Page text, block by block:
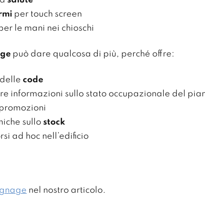
per touch screen
le mani nei chioschi
può dare qualcosa di più, perché offre:
code
informazioni sullo stato occupazionale del
sullo stock
ad hoc nell’edificio
nel nostro articolo.